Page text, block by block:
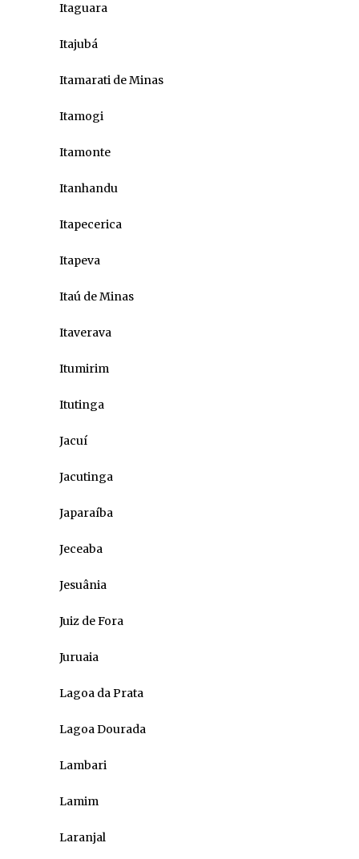
Itaguara
Itajubá
Itamarati de Minas
Itamogi
Itamonte
Itanhandu
Itapecerica
Itapeva
Itaú de Minas
Itaverava
Itumirim
Itutinga
Jacuí
Jacutinga
Japaraíba
Jeceaba
Jesuânia
Juiz de Fora
Juruaia
Lagoa da Prata
Lagoa Dourada
Lambari
Lamim
Laranjal